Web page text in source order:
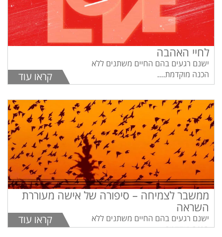
לחיי האהבה
ישנם רגעים בהם החיים משתנים ללא
הכנה מוקדמת....
קראו עוד
ממשבר לצמיחה – סיפורה של אישה מעוררת
השראה
ישנם רגעים בהם החיים משתנים ללא
הכנה מוקדמת....
קראו עוד